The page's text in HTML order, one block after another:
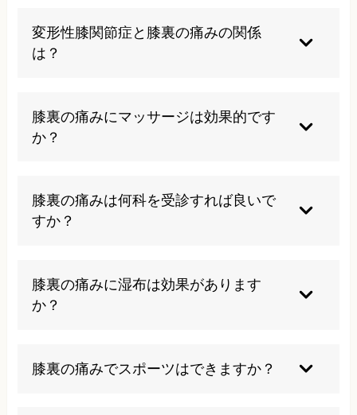
ものを持つ動作、膝に負担をかける急激な動きは
避けるべきです。また、痛みを我慢して活動を続
けることは症状を悪化させる可能性があります。
変形性膝関節症と膝裏の痛みの関係
は？
れることがあります。これは関節の変形により膝
裏の組織にも負担がかかるためです。早期の対処
により進行を遅らせることが可能です。
膝裏の痛みにマッサージは効果的です
か？
靭帯の問題が原因の場合は適切ではありません。
まずは原因を特定してから適切な治療法を選択す
ることが重要です。
膝裏の痛みは何科を受診すれば良いで
すか？
膝の専門的な検査と診断により、適切な治療方針
を決定することができます。必要に応じて他の専
膝裏の痛みに湿布は効果があります
か？
的な痛みや構造的な問題には限定的です。湿布だ
けに頼らず、根本的な原因に対する治療を並行し
膝裏の痛みでスポーツはできますか？